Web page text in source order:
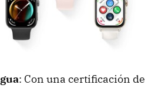
: Con una certificación de